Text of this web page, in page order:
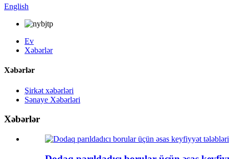
English
Ev
Xəbərlər
Xəbərlər
Şirkət xəbərləri
Sənaye Xəbərləri
Xəbərlər